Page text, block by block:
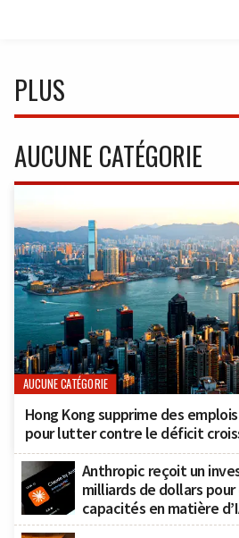
PLUS
AUCUNE CATÉGORIE
AUCUNE CATÉGORIE
Hong Kong supprime des
pour lutter contre le déficit
Anthropic reçoit un
milliards de dollars
capacités en matière